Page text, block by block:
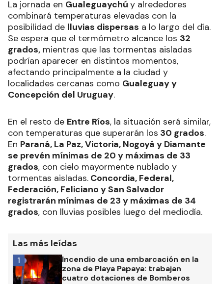
La jornada en Gualeguaychú y alrededores
combinará temperaturas elevadas con la
posibilidad de lluvias dispersas a lo largo del día.
Se espera que el termómetro alcance los 32
grados, mientras que las tormentas aisladas
podrían aparecer en distintos momentos,
afectando principalmente a la ciudad y
localidades cercanas como Gualeguay y
Concepción del Uruguay.
En el resto de Entre Ríos, la situación será similar,
con temperaturas que superarán los 30 grados.
En Paraná, La Paz, Victoria, Nogoyá y Diamante
se prevén mínimas de 20 y máximas de 33
grados, con cielo mayormente nublado y
tormentas aisladas. Concordia, Federal,
Federación, Feliciano y San Salvador
registrarán mínimas de 23 y máximas de 34
grados, con lluvias posibles luego del mediodía.
Las más leídas
Incendio de una embarcación en la
zona de Playa Papaya: trabajan
cuatro dotaciones de Bomberos
1